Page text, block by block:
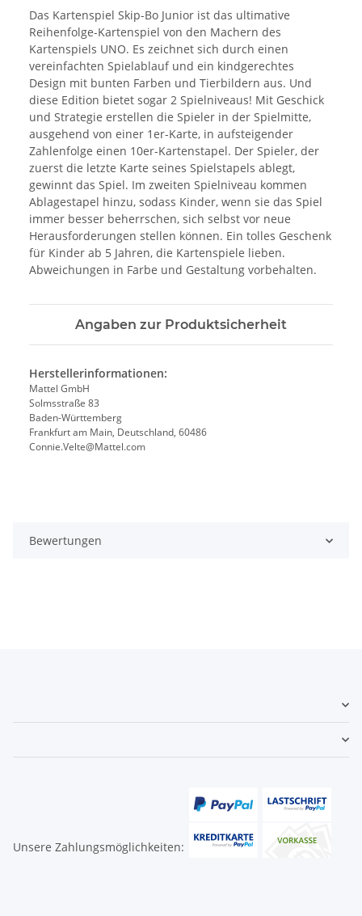
Das Kartenspiel Skip-Bo Junior ist das ultimative
Reihenfolge-Kartenspiel von den Machern des
Kartenspiels UNO. Es zeichnet sich durch einen
vereinfachten Spielablauf und ein kindgerechtes
Design mit bunten Farben und Tierbildern aus. Und
diese Edition bietet sogar 2 Spielniveaus! Mit Geschick
und Strategie erstellen die Spieler in der Spielmitte,
ausgehend von einer 1er-Karte, in aufsteigender
Zahlenfolge einen 10er-Kartenstapel. Der Spieler, der
zuerst die letzte Karte seines Spielstapels ablegt,
gewinnt das Spiel. Im zweiten Spielniveau kommen
Ablagestapel hinzu, sodass Kinder, wenn sie das Spiel
immer besser beherrschen, sich selbst vor neue
Herausforderungen stellen können. Ein tolles Geschenk
für Kinder ab 5 Jahren, die Kartenspiele lieben.
Abweichungen in Farbe und Gestaltung vorbehalten.
Angaben zur Produktsicherheit
Herstellerinformationen:
Mattel GmbH
Solmsstraße 83
Baden-Württemberg
Frankfurt am Main, Deutschland, 60486
Connie.Velte@Mattel.com
Bewertungen
Unsere Zahlungsmöglichkeiten: